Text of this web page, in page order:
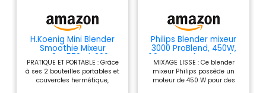
H.Koenig Mini Blender
Smoothie Mixeur
SMOO9 – 570ml, 300W,
4 Lames Inox, sans BPA,
2 Bouteilles Portables
avec Couvercles de
PRATIQUE ET PORTABLE : Grâce
à ses 2 bouteilles portables et
couvercles hermétique,
Philips Blender mixeur
3000 ProBlend, 450W,
1,9L + gourde nomade,
Noir
MIXAGE LISSE : Ce blender
mixeur Philips possède un
moteur de 450 W pour des